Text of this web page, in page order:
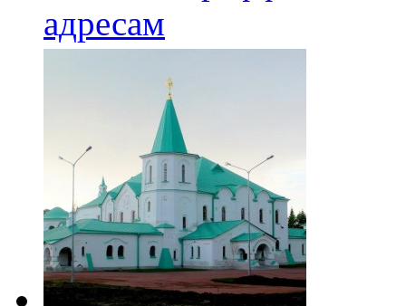
адресам